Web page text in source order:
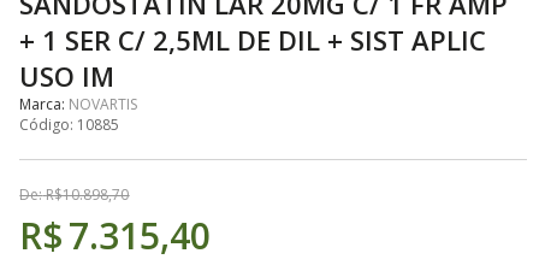
+ 1 SER C/ 2,5ML DE DIL + SIST APLIC
USO IM
Marca: NOVARTIS
Código: 10885
De:R$10.898,70
R$7.315,40